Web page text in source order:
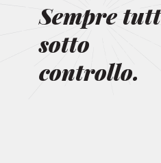
Sempre
sotto
controllo.